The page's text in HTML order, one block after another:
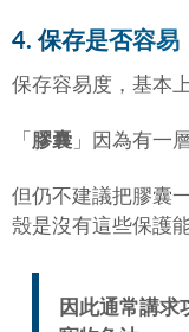
4. 保存是否容易
保存容易度，基本
「 膠囊 」因為有一
但仍不建議把膠囊
殼是沒有這些保護
因此通常講求